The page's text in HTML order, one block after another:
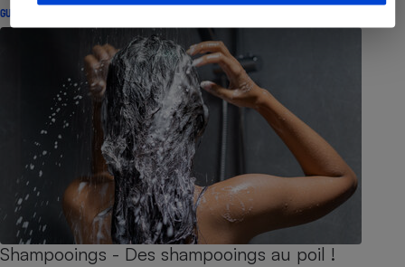
GUIDE D'ACHAT
Shampooings - Des shampooings au poil !